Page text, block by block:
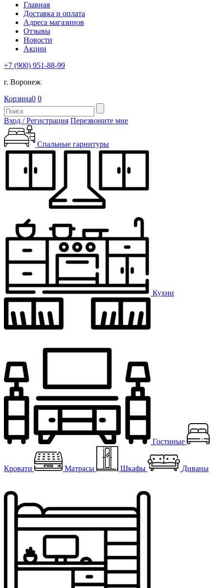
Главная
Доставка и оплата
Адреса магазинов
Отзывы
Новости
Акции
+7 (900) 951-88-99
г. Воронеж
Корзина0 0
Вход / Регистрация Перезвоните мне
Спальные гарнитуры
Кухни
Гостиные
Кровати Матрасы Шкафы Диваны